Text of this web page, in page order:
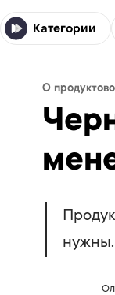
Категории
О
нужны.